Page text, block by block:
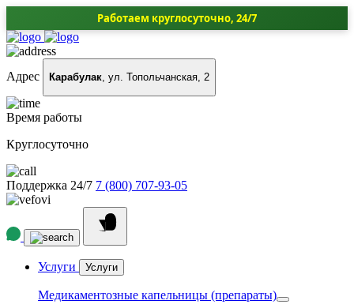
Работаем круглосуточно, 24/7
Адрес Карабулак, ул. Топольчанская, 2
Время работы
Круглосуточно
Поддержка 24/7 7 (800) 707-93-05
Услуги Услуги
Медикаментозные капельницы (препараты)